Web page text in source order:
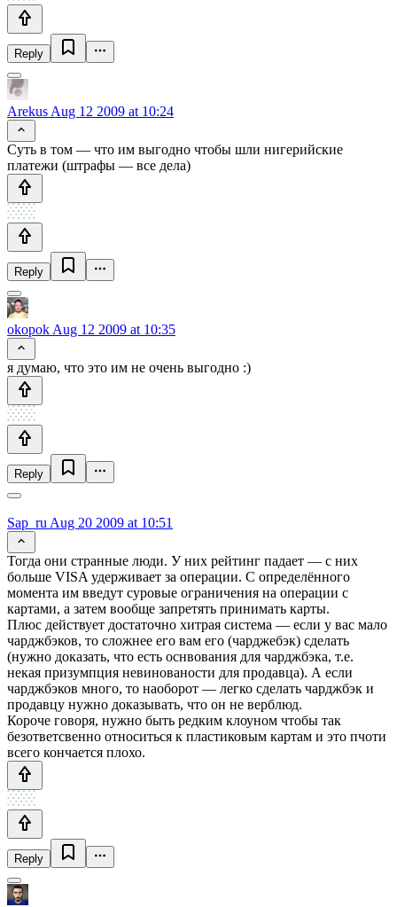
Reply
Arekus Aug 12 2009 at 10:24
Суть в том — что им выгодно чтобы шли нигерийские
платежи (штрафы — все дела)
Reply
okopok Aug 12 2009 at 10:35
я думаю, что это им не очень выгодно :)
Reply
Sap_ru Aug 20 2009 at 10:51
Тогда они странные люди. У них рейтинг падает — с них
больше VISA удерживает за операции. С определённого
момента им введут суровые ограничения на операции с
картами, а затем вообще запретять принимать карты.
Плюс действует достаточно хитрая система — если у вас мало
чарджбэков, то сложнее его вам его (чарджебэк) сделать
(нужно доказать, что есть оснвования для чарджбэка, т.е.
некая призумпция невинованости для продавца). А если
чарджбэков много, то наоборот — легко сделать чарджбэк и
продавцу нужно доказывать, что он не верблюд.
Короче говоря, нужно быть редким клоуном чтобы так
безответсвенно относиться к пластиковым картам и это пчоти
всего кончается плохо.
Reply